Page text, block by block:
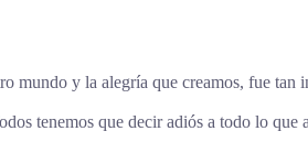
mundo y la alegría que creamos, fue tan
tenemos que decir adiós a todo lo que